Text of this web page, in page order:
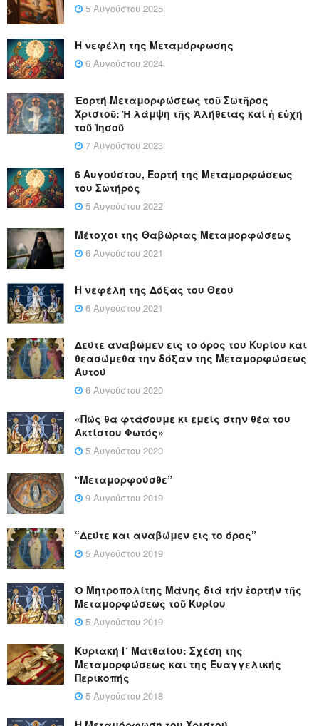
5 Αυγούστου 2025
Η νεφέλη της Μεταμόρφωσης
6 Αυγούστου 2024
Ἑορτή Μεταμορφώσεως τοῦ Σωτῆρος
Χριστοῦ: Ἡ λάμψη τῆς Ἀλήθειας καί ἡ εὐχή
τοῦ Ἰησοῦ
7 Αυγούστου 2023
6 Αυγούστου, Εορτή της Μεταμορφώσεως
του Σωτήρος
5 Αυγούστου 2022
Μέτοχοι της Θαβώριας Μεταμορφώσεως
6 Αυγούστου 2021
Η νεφέλη της Δόξας του Θεού
6 Αυγούστου 2021
Δεύτε αναβώμεν εις το όρος του Κυρίου και
θεασώμεθα την δόξαν της Μεταμορφώσεως
Αυτού
6 Αυγούστου 2020
«Πώς θα φτάσουμε κι εμείς στην θέα του
Ακτίστου Φωτός»
5 Αυγούστου 2020
“Μεταμορφούσθε”
9 Αυγούστου 2019
“Δεύτε και αναβώμεν εις το όρος”
5 Αυγούστου 2019
Ὁ Μητροπολίτης Μάνης διά τήν ἑορτήν τῆς
Μεταμορφώσεως τοῦ Κυρίου
5 Αυγούστου 2019
Κυριακή Ι´ Ματθαίου: Σχέση της
Μεταμορφώσεως και της Ευαγγελικής
Περικοπής
5 Αυγούστου 2018